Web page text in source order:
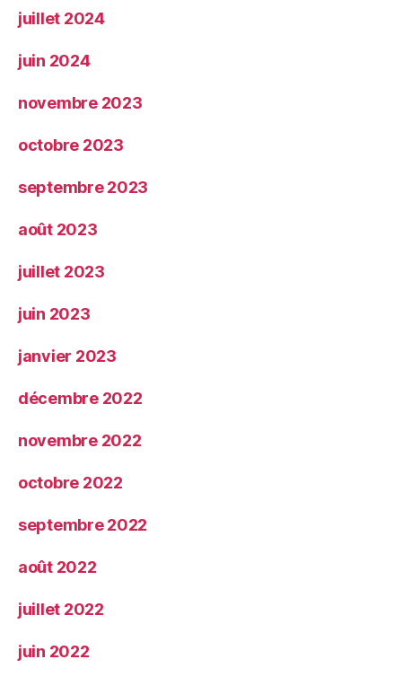
juillet 2024
juin 2024
novembre 2023
octobre 2023
septembre 2023
août 2023
juillet 2023
juin 2023
janvier 2023
décembre 2022
novembre 2022
octobre 2022
septembre 2022
août 2022
juillet 2022
juin 2022